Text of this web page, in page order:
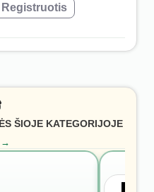
ŠIOJE KATEGORIJOJE
→